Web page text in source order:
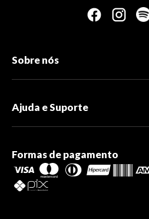
Sobre nós
Ajuda e Suporte
Formas de pagamento